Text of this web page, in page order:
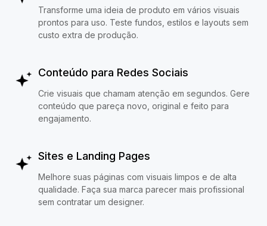
Transforme uma ideia de produto em vários visuais
prontos para uso. Teste fundos, estilos e layouts sem
custo extra de produção.
Conteúdo para Redes Sociais
Crie visuais que chamam atenção em segundos. Gere
conteúdo que pareça novo, original e feito para
engajamento.
Sites e Landing Pages
Melhore suas páginas com visuais limpos e de alta
qualidade. Faça sua marca parecer mais profissional
sem contratar um designer.